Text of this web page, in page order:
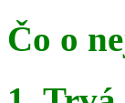
Čo o